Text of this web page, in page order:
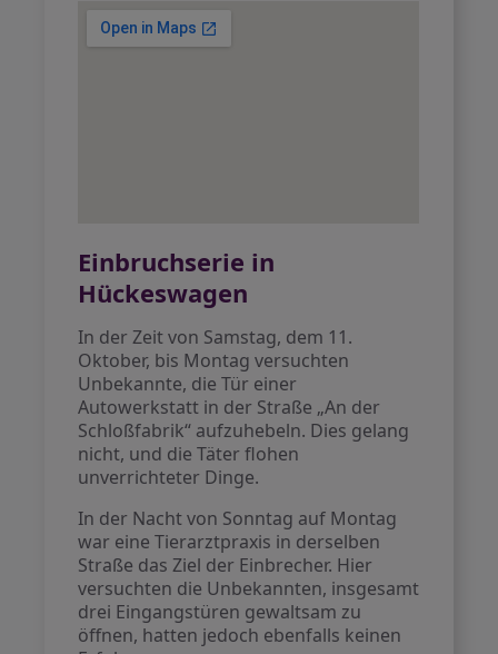
Einbruchserie in
Hückeswagen
In der Zeit von Samstag, dem 11.
Oktober, bis Montag versuchten
Unbekannte, die Tür einer
Autowerkstatt in der Straße „An der
Schloßfabrik“ aufzuhebeln. Dies gelang
nicht, und die Täter flohen
unverrichteter Dinge.
In der Nacht von Sonntag auf Montag
war eine Tierarztpraxis in derselben
Straße das Ziel der Einbrecher. Hier
versuchten die Unbekannten, insgesamt
drei Eingangstüren gewaltsam zu
öffnen, hatten jedoch ebenfalls keinen